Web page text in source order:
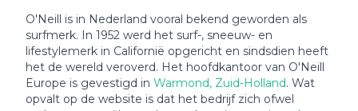
O'Neill is in Nederland vooral bekend geworden als
surfmerk. In 1952 werd het surf-, sneeuw- en
lifestylemerk in Californië opgericht en sindsdien heeft
het de wereld veroverd. Het hoofdkantoor van O'Neill
Europe is gevestigd in Warmond, Zuid-Holland. Wat
opvalt op de website is dat het bedrijf zich ofwel